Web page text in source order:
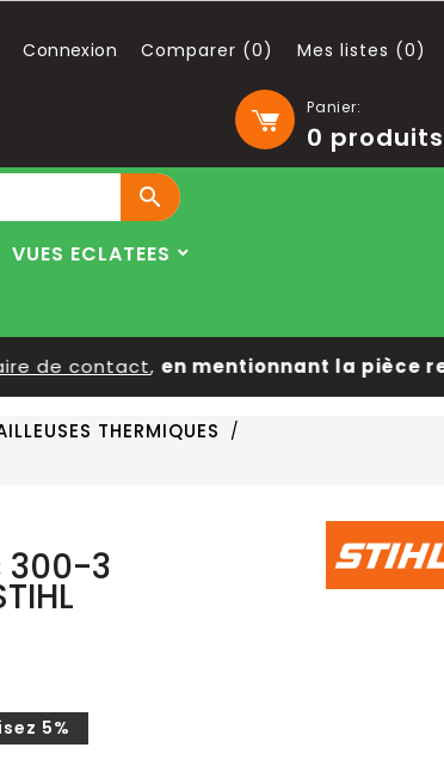
Panier:
0 produits
Connexion Comparer (0) Mes listes (0)

VUES ECLATEES
contact,en mentionnant la pièce
THERMIQUES
300-3
5%